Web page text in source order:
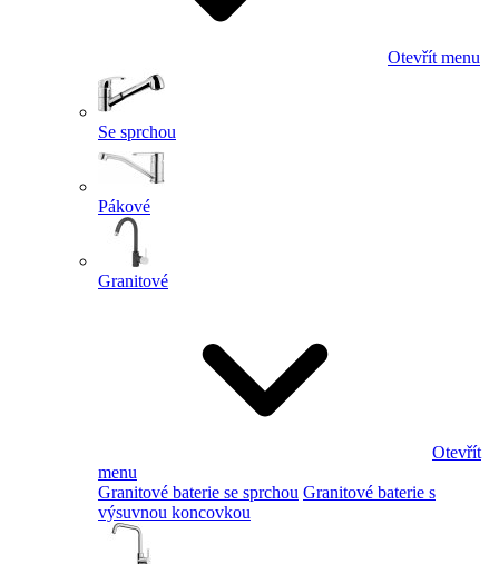
Otevřít menu
Se sprchou
Pákové
Granitové
Otevřít
menu
Granitové baterie se sprchou Granitové baterie s
výsuvnou koncovkou